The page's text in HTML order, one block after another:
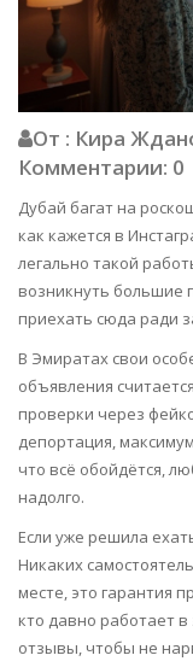
От : Кира
Комментарии: 0
Дубай багат на
как кажется в
легально такой
возникнуть
приехать сюда ради
В Эмиратах свои
объявления
проверки через
депортация,
что всё обойдётся,
надолго.
Если уже решила
Никаких
месте, это гарантия
кто давно работает
отзывы, чтобы не